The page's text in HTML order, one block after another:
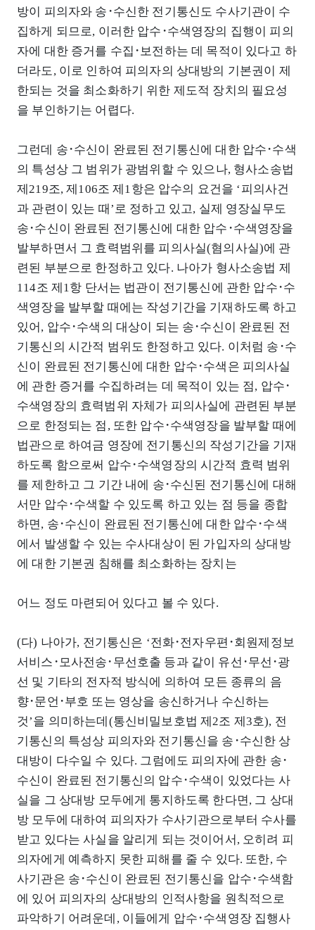
방이 피의자와 송･수신한 전기통신도 수사기관이 수
집하게 되므로, 이러한 압수･수색영장의 집행이 피의
자에 대한 증거를 수집･보전하는 데 목적이 있다고 하
더라도, 이로 인하여 피의자의 상대방의 기본권이 제
한되는 것을 최소화하기 위한 제도적 장치의 필요성
을 부인하기는 어렵다.
그런데 송･수신이 완료된 전기통신에 대한 압수･수색
의 특성상 그 범위가 광범위할 수 있으나, 형사소송법
제219조, 제106조 제1항은 압수의 요건을 ‘피의사건
과 관련이 있는 때’로 정하고 있고, 실제 영장실무도
송･수신이 완료된 전기통신에 대한 압수･수색영장을
발부하면서 그 효력범위를 피의사실(혐의사실)에 관
련된 부분으로 한정하고 있다. 나아가 형사소송법 제
114조 제1항 단서는 법관이 전기통신에 관한 압수･수
색영장을 발부할 때에는 작성기간을 기재하도록 하고
있어, 압수･수색의 대상이 되는 송･수신이 완료된 전
기통신의 시간적 범위도 한정하고 있다. 이처럼 송･수
신이 완료된 전기통신에 대한 압수･수색은 피의사실
에 관한 증거를 수집하려는 데 목적이 있는 점, 압수･
수색영장의 효력범위 자체가 피의사실에 관련된 부분
으로 한정되는 점, 또한 압수･수색영장을 발부할 때에
법관으로 하여금 영장에 전기통신의 작성기간을 기재
하도록 함으로써 압수･수색영장의 시간적 효력 범위
를 제한하고 그 기간 내에 송･수신된 전기통신에 대해
서만 압수･수색할 수 있도록 하고 있는 점 등을 종합
하면, 송･수신이 완료된 전기통신에 대한 압수･수색
에서 발생할 수 있는 수사대상이 된 가입자의 상대방
에 대한 기본권 침해를 최소화하는 장치는
어느 정도 마련되어 있다고 볼 수 있다.
(다) 나아가, 전기통신은 ‘전화･전자우편･회원제정보
서비스･모사전송･무선호출 등과 같이 유선･무선･광
선 및 기타의 전자적 방식에 의하여 모든 종류의 음
향･문언･부호 또는 영상을 송신하거나 수신하는
것’을 의미하는데(통신비밀보호법 제2조 제3호), 전
기통신의 특성상 피의자와 전기통신을 송･수신한 상
대방이 다수일 수 있다. 그럼에도 피의자에 관한 송･
수신이 완료된 전기통신의 압수･수색이 있었다는 사
실을 그 상대방 모두에게 통지하도록 한다면, 그 상대
방 모두에 대하여 피의자가 수사기관으로부터 수사를
받고 있다는 사실을 알리게 되는 것이어서, 오히려 피
의자에게 예측하지 못한 피해를 줄 수 있다. 또한, 수
사기관은 송･수신이 완료된 전기통신을 압수･수색함
에 있어 피의자의 상대방의 인적사항을 원칙적으로
파악하기 어려운데, 이들에게 압수･수색영장 집행사